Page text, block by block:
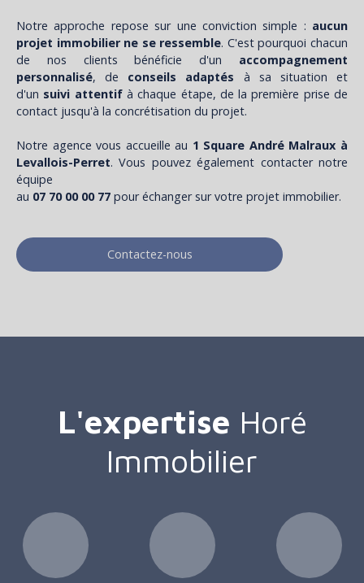
Notre approche repose sur une conviction simple : aucun
projet immobilier ne se ressemble. C'est pourquoi chacun
de nos clients bénéficie d'un accompagnement
personnalisé, de conseils adaptés à sa situation et
d'un suivi attentifà chaque étape, de la première prise de
contact jusqu'à la concrétisation du projet.
Notre agence vous accueille au 1 Square André Malraux à
Levallois-Perret. Vous pouvez également contacter notre
équipe
au 07 70 00 00 77 pour échanger sur votre projet immobilier.
Contactez-nous
L'expertise Horé
Immobilier